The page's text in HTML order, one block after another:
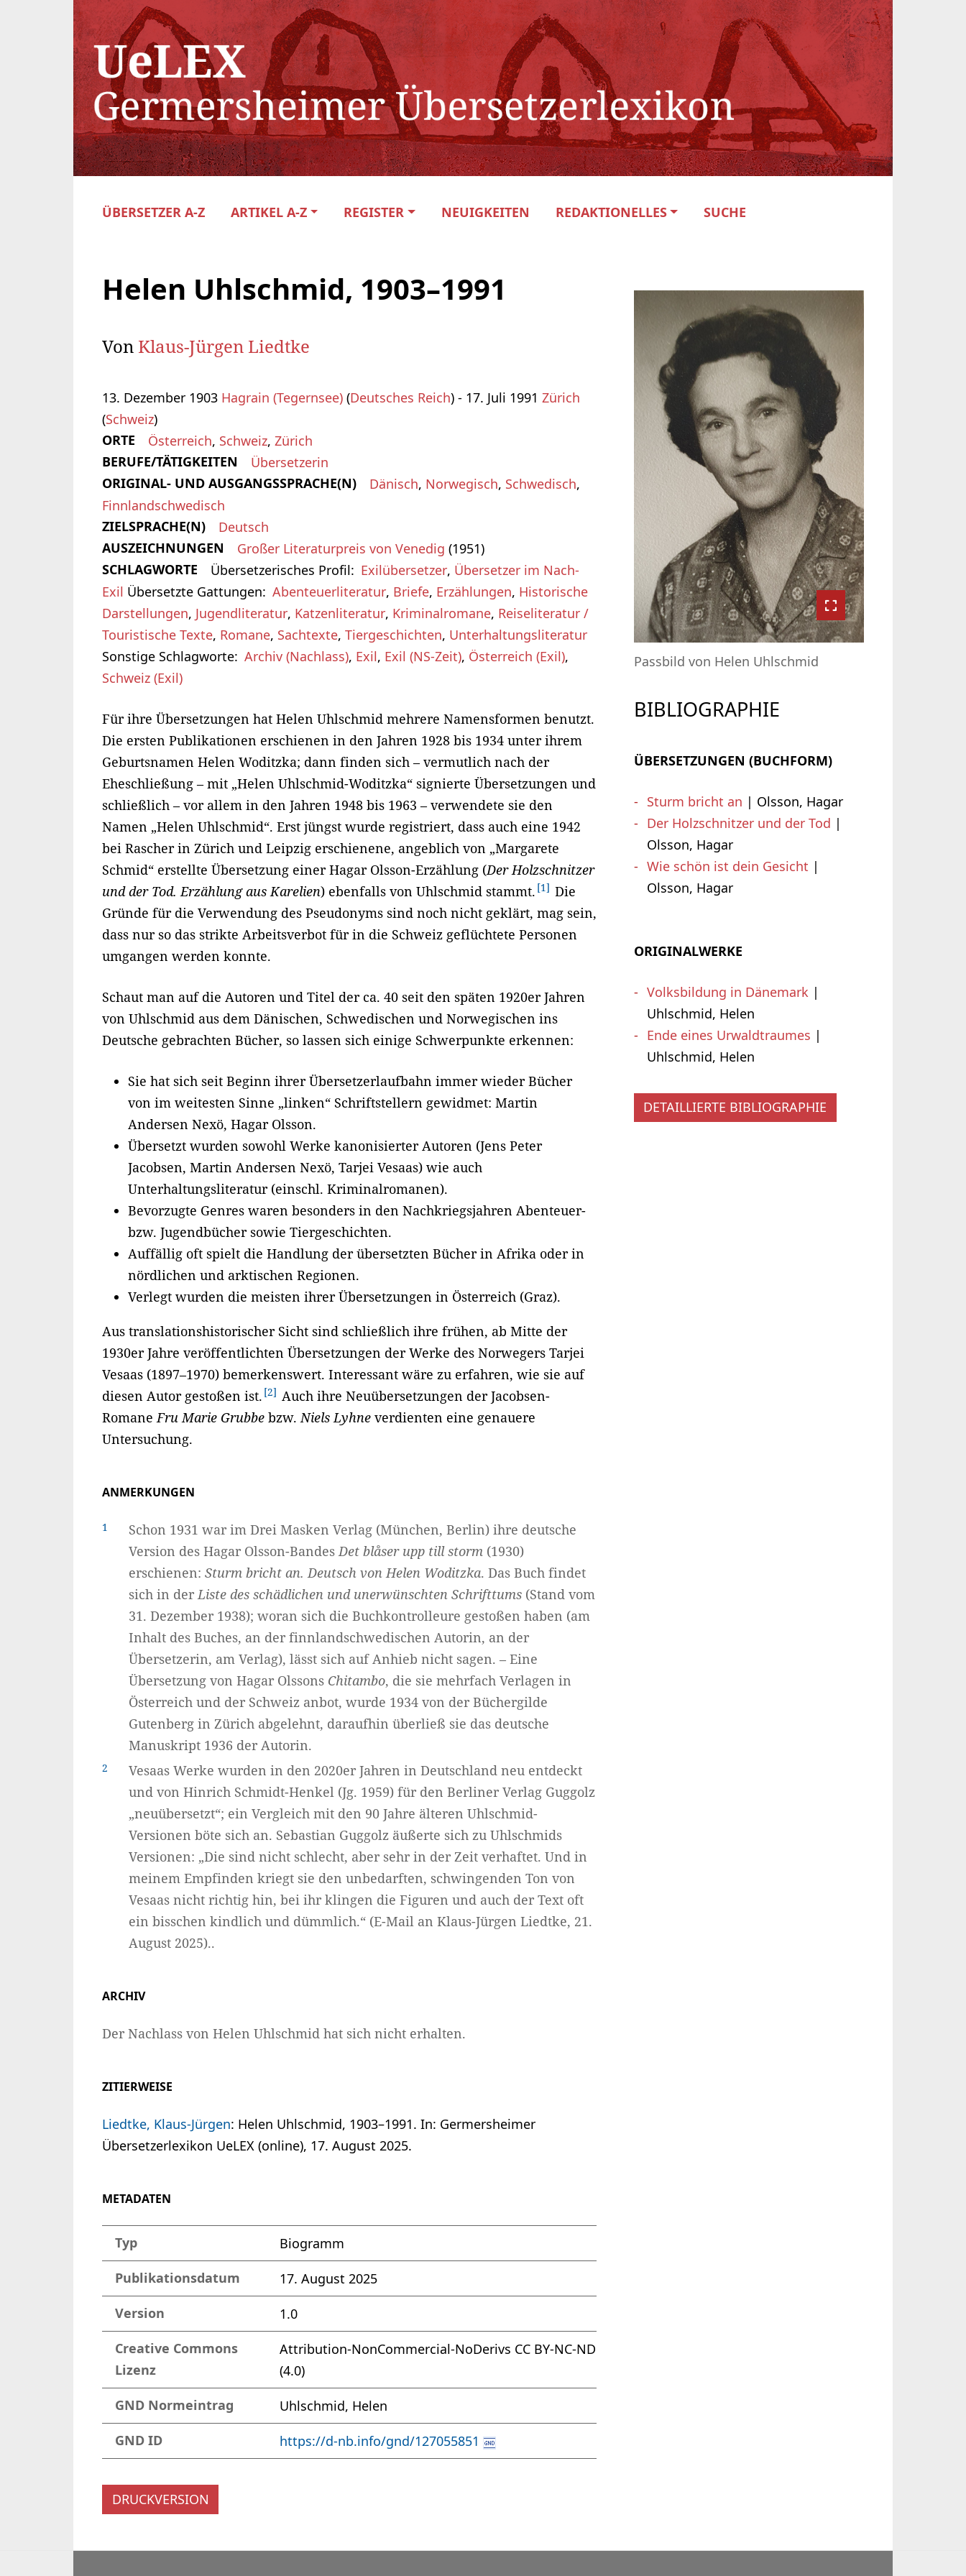
ÜBERSETZER A-Z ARTIKEL A-Z REGISTER NEUIGKEITEN REDAKTIONELLES SUCHE
Helen Uhlschmid, 1903–1991
Von Klaus-Jürgen Liedtke
13. Dezember 1903 Hagrain (Tegernsee) (Deutsches Reich) - 17. Juli 1991 Zürich
(Schweiz)
ORTE Österreich, Schweiz, Zürich
BERUFE/TÄTIGKEITEN Übersetzerin
ORIGINAL- UND AUSGANGSSPRACHE(N) Dänisch, Norwegisch, Schwedisch,
Finnlandschwedisch
ZIELSPRACHE(N) Deutsch
AUSZEICHNUNGEN Großer Literaturpreis von Venedig (1951)
SCHLAGWORTE Übersetzerisches Profil Exilübersetzer, Übersetzer im Nach-
Exil Übersetzte Gattungen Abenteuerliteratur, Briefe, Erzählungen, Historische
Darstellungen, Jugendliteratur, Katzenliteratur, Kriminalromane, Reiseliteratur /
Touristische Texte, Romane, Sachtexte, Tiergeschichten, Unterhaltungsliteratur
Sonstige Schlagworte Archiv (Nachlass), Exil, Exil (NS-Zeit), Österreich (Exil),
Schweiz (Exil)
Für ihre Übersetzungen hat Helen Uhlschmid mehrere Namensformen benutzt.
Die ersten Publikationen erschienen in den Jahren 1928 bis 1934 unter ihrem
Geburtsnamen Helen Woditzka; dann finden sich – vermutlich nach der
Eheschließung – mit „Helen Uhlschmid-Woditzka“ signierte Übersetzungen und
schließlich – vor allem in den Jahren 1948 bis 1963 – verwendete sie den
Namen „Helen Uhlschmid“. Erst jüngst wurde registriert, dass auch eine 1942
bei Rascher in Zürich und Leipzig erschienene, angeblich von „Margarete
Schmid“ erstellte Übersetzung einer Hagar Olsson-Erzählung (Der Holzschnitzer
und der Tod. Erzählung aus Karelien) ebenfalls von Uhlschmid stammt. 1
Die
Gründe für die Verwendung des Pseudonyms sind noch nicht geklärt, mag sein,
dass nur so das strikte Arbeitsverbot für in die Schweiz geflüchtete Personen
umgangen werden konnte.
Schaut man auf die Autoren und Titel der ca. 40 seit den späten 1920er Jahren
von Uhlschmid aus dem Dänischen, Schwedischen und Norwegischen ins
Deutsche gebrachten Bücher, so lassen sich einige Schwerpunkte erkennen:
Sie hat sich seit Beginn ihrer Übersetzerlaufbahn immer wieder Bücher
von im weitesten Sinne „linken“ Schriftstellern gewidmet: Martin
Andersen Nexö, Hagar Olsson.
Übersetzt wurden sowohl Werke kanonisierter Autoren (Jens Peter
Jacobsen, Martin Andersen Nexö, Tarjei Vesaas) wie auch
Unterhaltungsliteratur (einschl. Kriminalromanen).
Bevorzugte Genres waren besonders in den Nachkriegsjahren Abenteuer-
bzw. Jugendbücher sowie Tiergeschichten.
Auffällig oft spielt die Handlung der übersetzten Bücher in Afrika oder in
nördlichen und arktischen Regionen.
Verlegt wurden die meisten ihrer Übersetzungen in Österreich (Graz).
Aus translationshistorischer Sicht sind schließlich ihre frühen, ab Mitte der
1930er Jahre veröffentlichten Übersetzungen der Werke des Norwegers Tarjei
Vesaas (1897–1970) bemerkenswert. Interessant wäre zu erfahren, wie sie auf
diesen Autor gestoßen ist. 2
Auch ihre Neuübersetzungen der Jacobsen-
RomaneFru Marie Grubbe bzw.Niels Lyhne verdienten eine genauere
Untersuchung.
ANMERKUNGEN
1
Schon 1931 war im Drei Masken Verlag (München, Berlin) ihre deutsche
Version des Hagar Olsson-BandesDet blåser upp till storm(1930)
erschienen: Sturm bricht an. Deutsch von Helen Woditzka. Das Buch findet
sich in derListe des schädlichen und unerwünschten Schrifttums (Stand vom
31. Dezember 1938); woran sich die Buchkontrolleure gestoßen haben (am
Inhalt des Buches, an der finnlandschwedischen Autorin, an der
Übersetzerin, am Verlag), lässt sich auf Anhieb nicht sagen. – Eine
Übersetzung von Hagar Olssons Chitambo, die sie mehrfach Verlagen in
Österreich und der Schweiz anbot, wurde 1934 von der Büchergilde
Gutenberg in Zürich abgelehnt, daraufhin überließ sie das deutsche
Manuskript 1936 der Autorin.
2
Vesaas Werke wurden in den 2020er Jahren in Deutschland neu entdeckt
und von Hinrich Schmidt-Henkel (Jg. 1959) für den Berliner Verlag Guggolz
„neuübersetzt“; ein Vergleich mit den 90 Jahre älteren Uhlschmid-
Versionen böte sich an. Sebastian Guggolz äußerte sich zu Uhlschmids
Versionen: „Die sind nicht schlecht, aber sehr in der Zeit verhaftet. Und in
meinem Empfinden kriegt sie den unbedarften, schwingenden Ton von
Vesaas nicht richtig hin, bei ihr klingen die Figuren und auch der Text oft
ein bisschen kindlich und dümmlich.“ (E-Mail an Klaus-Jürgen Liedtke, 21.
August 2025)..
ARCHIV
Der Nachlass von Helen Uhlschmid hat sich nicht erhalten.
ZITIERWEISE
Liedtke, Klaus-Jürgen: Helen Uhlschmid, 1903–1991. In: Germersheimer
Übersetzerlexikon UeLEX (online), 17. August 2025.
METADATEN
Typ Biogramm
Publikationsdatum 17. August 2025
Version 1.0
Creative Commons
Lizenz
Attribution-NonCommercial-NoDerivs CC BY-NC-ND
(4.0)
GND Normeintrag Uhlschmid, Helen
GND ID https://d-nb.info/gnd/127055851
DRUCKVERSION
Passbild von Helen Uhlschmid
BIBLIOGRAPHIE
ÜBERSETZUNGEN (BUCHFORM)
Sturm bricht an | Olsson, Hagar
Der Holzschnitzer und der Tod |
Olsson, Hagar
Wie schön ist dein Gesicht |
Olsson, Hagar
ORIGINALWERKE
Volksbildung in Dänemark |
Uhlschmid, Helen
Ende eines Urwaldtraumes |
Uhlschmid, Helen
DETAILLIERTE BIBLIOGRAPHIE